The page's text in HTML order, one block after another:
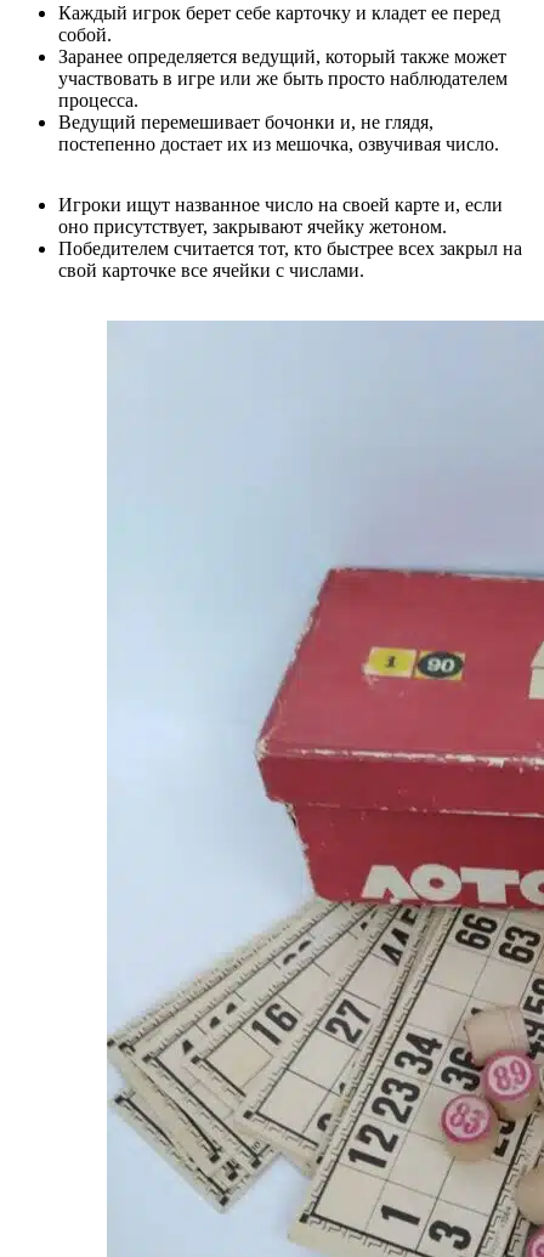
Каждый игрок берет себе карточку и кладет ее перед
собой.
Заранее определяется ведущий, который также может
участвовать в игре или же быть просто наблюдателем
процесса.
Ведущий перемешивает бочонки и, не глядя,
постепенно достает их из мешочка, озвучивая число.
Игроки ищут названное число на своей карте и, если
оно присутствует, закрывают ячейку жетоном.
Победителем считается тот, кто быстрее всех закрыл на
свой карточке все ячейки с числами.